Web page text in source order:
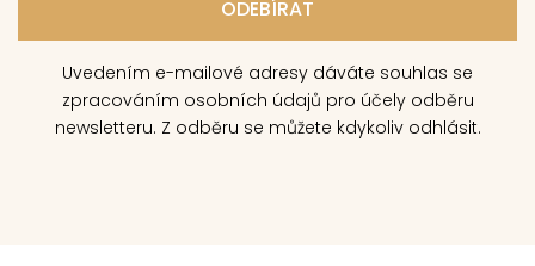
Uvedením e-mailové adresy dáváte souhlas se
zpracováním osobních údajů pro účely odběru
newsletteru. Z odběru se můžete kdykoliv odhlásit.